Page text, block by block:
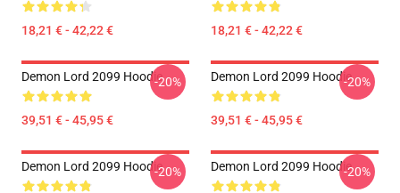
18,21 € - 42,22 € 18,21 € - 42,22 €
Demon Lord 2099 Hoodie
39,51 € - 45,95 €
-20% Demon Lord 2099 Hoodie
39,51 € - 45,95 €
-20%
Demon Lord 2099 Hoodie-20% Demon Lord 2099 Hoodie-20%